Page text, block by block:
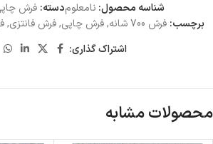
شناسه محصول: نامعلومدسته: فرش
برچسب: فرش 700 شانه , فرش چاپی, فرش فانتزی,
اشتراک گذاری:
محصولات مشابه